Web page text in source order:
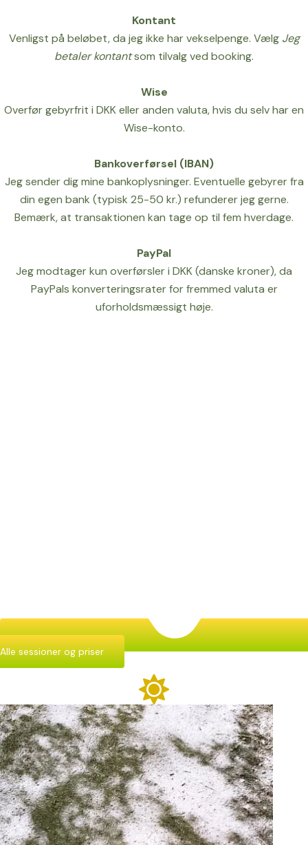
Kontant
Venligst på beløbet, da jeg ikke har vekselpenge. Vælg Jeg
betaler kontantsom tilvalg ved booking.
Wise
Overfør gebyrfrit i DKK eller anden valuta, hvis du selv har en
Wise-konto.
Bankoverførsel (IBAN)
Jeg sender dig mine bankoplysninger. Eventuelle gebyrer fra
din egen bank (typisk 25-50 kr.) refunderer jeg gerne.
Bemærk, at transaktionen kan tage op til fem hverdage.
PayPal
Jeg modtager kun overførsler i DKK (danske kroner), da
PayPals konverteringsrater for fremmed valuta er
uforholdsmæssigt høje.
Alle sessioner og priser